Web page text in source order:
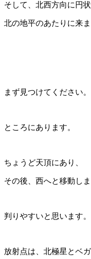
そして、北西方向に円状
北の地平のあたりに来ま
まず見つけてください。
ところにあります。
ちょうど天頂にあり、
その後、西へと移動しま
判りやすいと思います。
放射点は、北極星とベ